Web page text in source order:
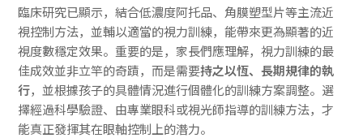
臨床研究已顯示，結合低濃度阿托品、角膜塑型片等主流近
視控制方法，並輔以適當的視力訓練，能帶來更為顯著的近
視度數穩定效果。重要的是，家長們應理解，視力訓練的最
佳成效並非立竿的奇蹟，而是需要持之以恆、長期規律的執
行，並根據孩子的具體情況進行個體化的訓練方案調整。選
擇經過科學驗證、由專業眼科或視光師指導的訓練方法，才
能真正發揮其在眼軸控制上的潛力。